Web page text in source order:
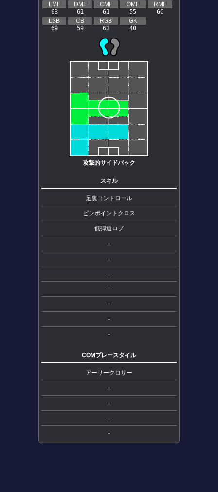
LMF
63
DMF
61
CMF
61
OMF
55
RMF
60
LSB
69
CB
59
RSB
63
GK
40
攻撃的サイドバック
スキル
足裏コントロール
ピンポイントクロス
低弾道ロブ
-
-
-
-
-
-
-
COMプレースタイル
アーリークロサー
-
-
-
-